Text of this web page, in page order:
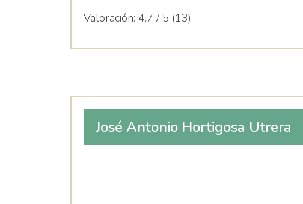
Valoración: 4.7 / 5 (13)
José Antonio Hortigosa Utrera